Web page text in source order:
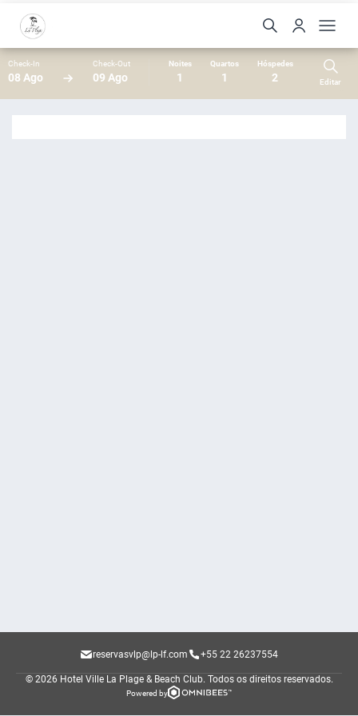
Check-In
08 Ago
Check-Out
09 Ago
Noites
1
Quartos
1
Hóspedes
2 Editar
reservasvlp@lp-lf.com +55 22 26237554
© 2026 Hotel Ville La Plage & Beach Club. Todos os direitos reservados.
Powered by